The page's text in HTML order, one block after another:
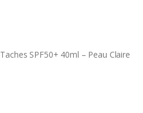
SPF50+ 40ml – Peau Claire